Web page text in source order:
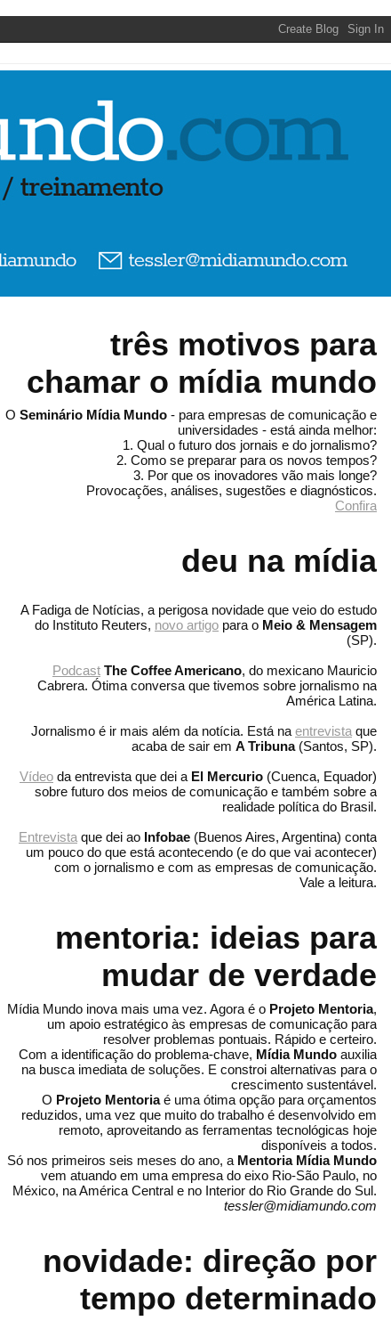
três motivos para
chamar o mídia mundo
O Seminário Mídia Mundo - para empresas de comunicação e
universidades - está ainda melhor:
1. Qual o futuro dos jornais e do jornalismo?
2. Como se preparar para os novos tempos?
3. Por que os inovadores vão mais longe?
Provocações, análises, sugestões e diagnósticos.
Confira
deu na mídia
A Fadiga de Notícias, a perigosa novidade que veio do estudo
do Instituto Reuters, novo artigo para o Meio & Mensagem
(SP).
Podcast The Coffee Americano, do mexicano Mauricio
Cabrera. Ótima conversa que tivemos sobre jornalismo na
América Latina.
Jornalismo é ir mais além da notícia. Está na entrevista que
acaba de sair em A Tribuna(Santos, SP).
Vídeo da entrevista que dei a El Mercurio (Cuenca, Equador)
sobre futuro dos meios de comunicação e também sobre a
realidade política do Brasil.
Entrevista que dei ao Infobae (Buenos Aires, Argentina) conta
um pouco do que está acontecendo (e do que vai acontecer)
com o jornalismo e com as empresas de comunicação.
Vale a leitura.
mentoria: ideias para
mudar de verdade
Mídia Mundo inova mais uma vez. Agora é o Projeto Mentoria,
um apoio estratégico às empresas de comunicação para
resolver problemas pontuais. Rápido e certeiro.
Com a identificação do problema-chave, Mídia Mundo auxilia
na busca imediata de soluções. E constroi alternativas para o
crescimento sustentável.
O Projeto Mentoriaé uma ótima opção para orçamentos
reduzidos, uma vez que muito do trabalho é desenvolvido em
remoto, aproveitando as ferramentas tecnológicas hoje
disponíveis a todos.
Só nos primeiros seis meses do ano, a Mentoria Mídia Mundo
vem atuando em uma empresa do eixo Rio-São Paulo, no
México, na América Central e no Interior do Rio Grande do Sul.
tessler@midiamundo.com
novidade: direção por
tempo determinado